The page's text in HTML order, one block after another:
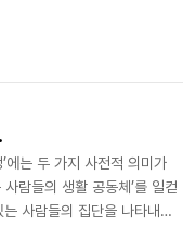
도 신원조회를 통해 탈락되었
정희 정권은 ..
에는 두 가지 사전적 의미가
람들의 생활 공동체’를 일컫
사람들의 집단을 나타내는